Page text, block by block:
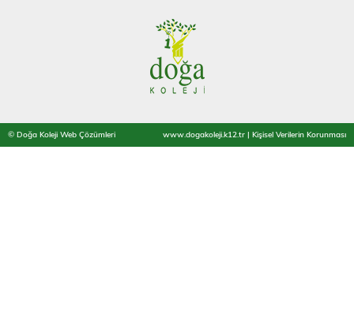
© Doğa Koleji Web Çözümleri www.dogakoleji.k12.tr | Kişisel Verilerin Korunması